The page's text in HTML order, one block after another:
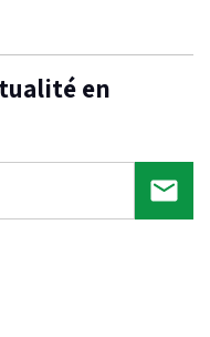
en